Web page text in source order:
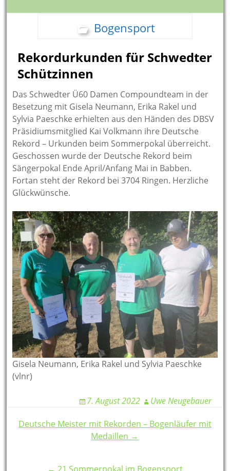
Bogensport
Rekordurkunden für Schwedter
Schützinnen
Das Schwedter Ü60 Damen Compoundteam in der
Besetzung mit Gisela Neumann, Erika Rakel und
Sylvia Paeschke erhielten aus den Händen des DBSV
Präsidiumsmitglied Kai Volkmann ihre Deutsche
Rekord – Urkunden beim Sommerpokal überreicht.
Geschossen wurde der Deutsche Rekord beim
Sängerpokal Ende April/Anfang Mai in Babben.
Fortan steht der Rekord bei 3704 Ringen. Herzliche
Glückwünsche.
Gisela Neumann, Erika Rakel und Sylvia Paeschke
(vlnr)
7. August 2022 Uwe Neugebauer
Post
Deutsche Meister mit Rekorden – Bogenläufer mit
Medaillen →